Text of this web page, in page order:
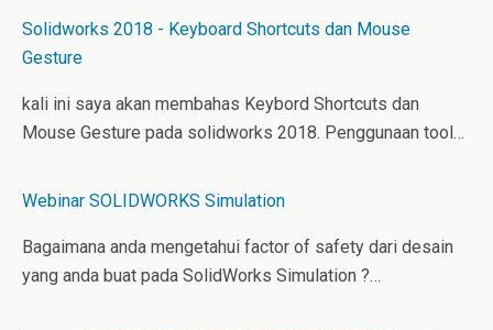
I
e
Solidworks 2018 - Keyboard Shortcuts dan Mouse
Gesture
kali ini saya akan membahas Keybord Shortcuts dan
Mouse Gesture pada solidworks 2018. Penggunaan tool…
Webinar SOLIDWORKS Simulation
Bagaimana anda mengetahui factor of safety dari desain
yang anda buat pada SolidWorks Simulation ?…